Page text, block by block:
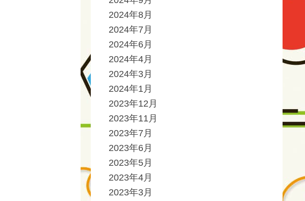
2024年8月
2024年7月
2024年6月
2024年4月
2024年3月
2024年1月
2023年12月
2023年11月
2023年7月
2023年6月
2023年5月
2023年4月
2023年3月